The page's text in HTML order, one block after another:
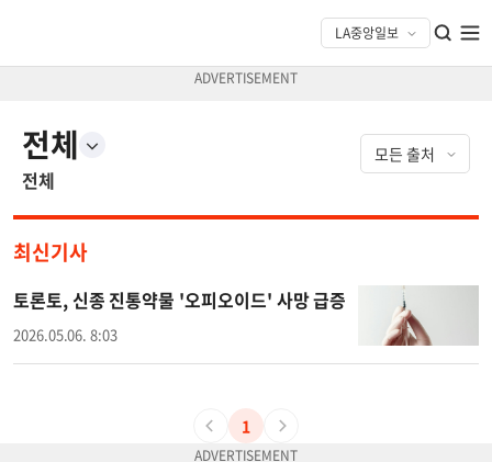
전체
전체
최신기사
토론토, 신종 진통약물 '오피오이드' 사망 급증
2026.05.06. 8:03
1